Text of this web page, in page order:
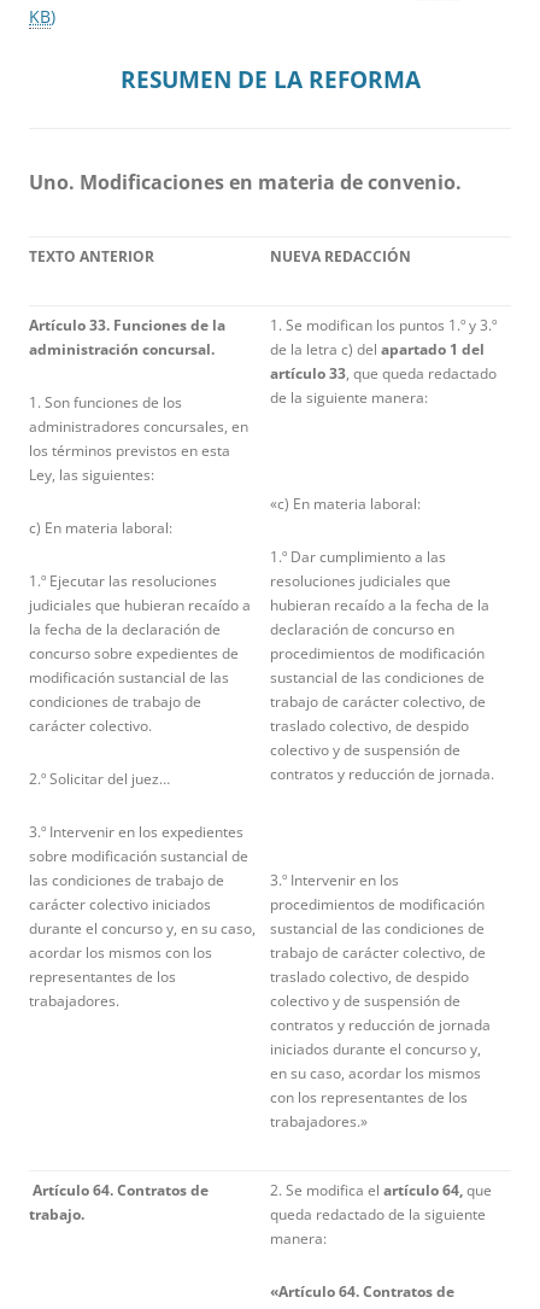
KB)
RESUMEN DE LA REFORMA
Uno. Modificaciones en materia de convenio.
TEXTO ANTERIOR NUEVA REDACCIÓN
Artículo 33. Funciones de la
administración concursal.
1. Son funciones de los
administradores concursales, en
los términos previstos en esta
Ley, las siguientes:
c) En materia laboral:
1.º Ejecutar las resoluciones
judiciales que hubieran recaído a
la fecha de la declaración de
concurso sobre expedientes de
modificación sustancial de las
condiciones de trabajo de
carácter colectivo.
2.º Solicitar del juez…
3.º Intervenir en los expedientes
sobre modificación sustancial de
las condiciones de trabajo de
carácter colectivo iniciados
durante el concurso y, en su caso,
acordar los mismos con los
representantes de los
trabajadores.
1. Se modifican los puntos 1.º y 3.º
de la letra c) del apartado 1 del
artículo 33, que queda redactado
de la siguiente manera:
«c) En materia laboral:
1.º Dar cumplimiento a las
resoluciones judiciales que
hubieran recaído a la fecha de la
declaración de concurso en
procedimientos de modificación
sustancial de las condiciones de
trabajo de carácter colectivo, de
traslado colectivo, de despido
colectivo y de suspensión de
contratos y reducción de jornada.
3.º Intervenir en los
procedimientos de modificación
sustancial de las condiciones de
trabajo de carácter colectivo, de
traslado colectivo, de despido
colectivo y de suspensión de
contratos y reducción de jornada
iniciados durante el concurso y,
en su caso, acordar los mismos
con los representantes de los
trabajadores.»
Artículo 64. Contratos de
trabajo.
2. Se modifica el artículo 64,que
queda redactado de la siguiente
manera:
«Artículo 64. Contratos de